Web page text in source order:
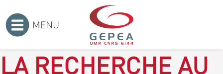
MENU
LA RECHERCHE AU